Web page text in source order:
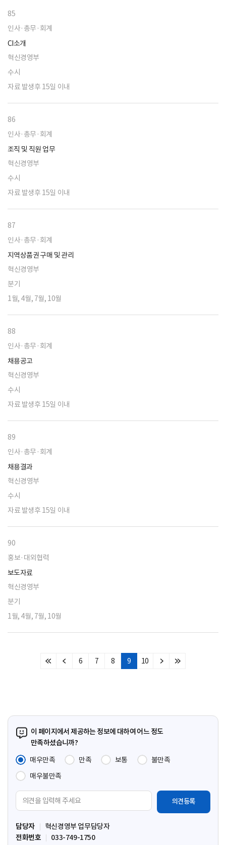
85
인사·총무·회계
CI소개
혁신경영부
수시
자료 발생후 15일 이내
86
인사·총무·회계
조직 및 직원 업무
혁신경영부
수시
자료 발생후 15일 이내
87
인사·총무·회계
지역상품권 구매 및 관리
혁신경영부
분기
1월, 4월, 7월, 10월
88
인사·총무·회계
채용공고
혁신경영부
수시
자료 발생후 15일 이내
89
인사·총무·회계
채용결과
혁신경영부
수시
자료 발생후 15일 이내
90
홍보·대외협력
보도자료
혁신경영부
분기
1월, 4월, 7월, 10월
처
이
6 7 8 9 10
다
마
이 페이지에서 제공하는 정보에 대하여 어느 정도
만족하셨습니까?
매우만족
만족 보통
불만족
매우불만족
견
입
력
담당자
혁신경영부 업무담당자
전화번호
033-749-1750